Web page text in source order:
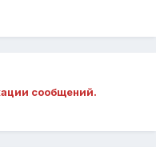
сообщений.